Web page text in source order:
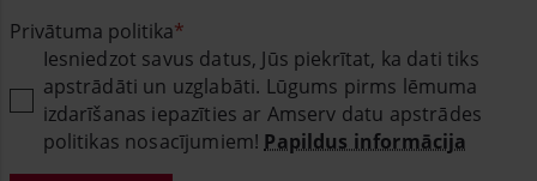
Privātuma politika
Iesniedzot savus datus, Jūs piekrītat, ka dati tiks
apstrādāti un uzglabāti. Lūgums pirms lēmuma
izdarīšanas iepazīties ar Amserv datu apstrādes
politikas nosacījumiem! Papildus informācija